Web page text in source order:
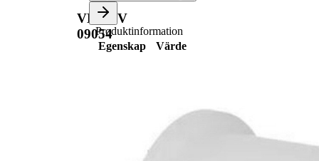
VKDCV
09054Produktinformation
Egenskap
Värde